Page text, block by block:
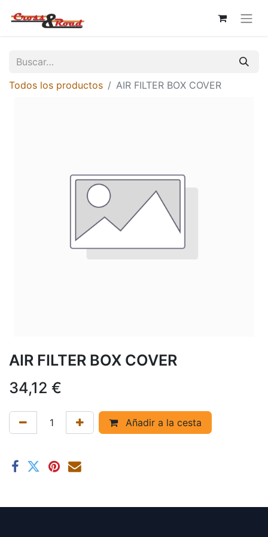
Todos los productos AIR FILTER BOX COVER
AIR FILTER BOX COVER
34,12 €
Añadir a la cesta